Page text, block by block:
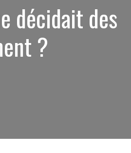
décidait des
?